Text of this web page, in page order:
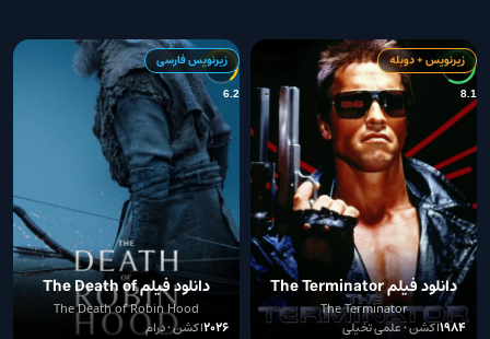
8.1
زیرنویس + دوبله
دانلود فیلم The Terminator
1984
The Terminator
1984اکشن • علمی تخیلی
6.2
زیرنویس فارسی
دانلود فیلم The Death of
Robin Hood 2026
The Death of Robin Hood
2026اکشن • درام